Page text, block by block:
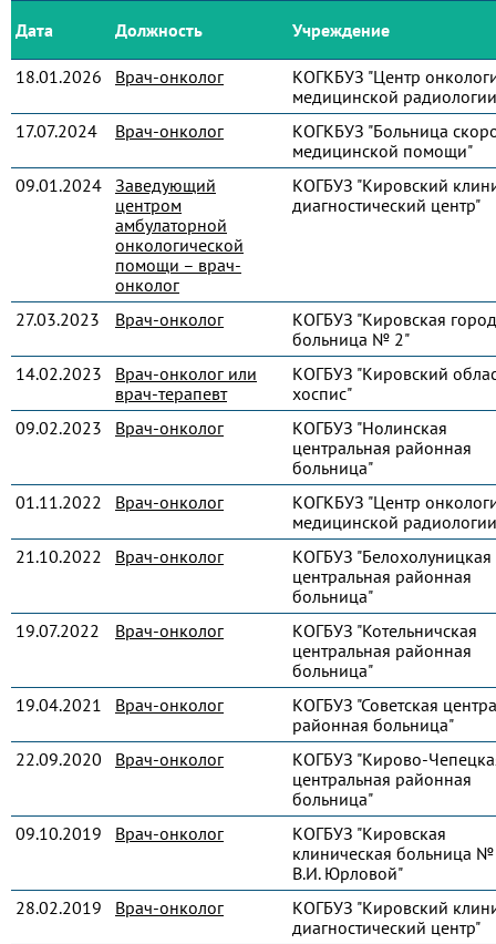
Дата Должность Учреждение
18.01.2026 Врач-онколог
КОГКБУЗ "Центр
медицинской
17.07.2024
Врач-онколог
КОГКБУЗ "Больница
медицинской помощи"
09.01.2024 Заведующий
центром
амбулаторной
онкологической
помощи – врач-
онколог
КОГБУЗ "Кировский
диагностический центр"
27.03.2023 Врач-онколог
КОГБУЗ "Кировская
больница № 2"
14.02.2023
Врач-онколог или
врач-терапевт
КОГБУЗ "Кировский
хоспис"
09.02.2023
Врач-онколог
КОГБУЗ "Нолинская
центральная районная
больница"
01.11.2022
Врач-онколог
КОГКБУЗ "Центр
медицинской
21.10.2022
Врач-онколог
КОГБУЗ "Белохолуницкая
центральная районная
больница"
19.07.2022
Врач-онколог
КОГБУЗ "Котельничская
центральная районная
больница"
19.04.2021
Врач-онколог
КОГБУЗ "Советская
районная больница"
22.09.2020
Врач-онколог
КОГБУЗ "Кирово-
центральная районная
больница"
09.10.2019
Врач-онколог
КОГБУЗ "Кировская
клиническая больница
В.И. Юрловой"
28.02.2019
Врач-онколог
КОГБУЗ "Кировский
диагностический центр"